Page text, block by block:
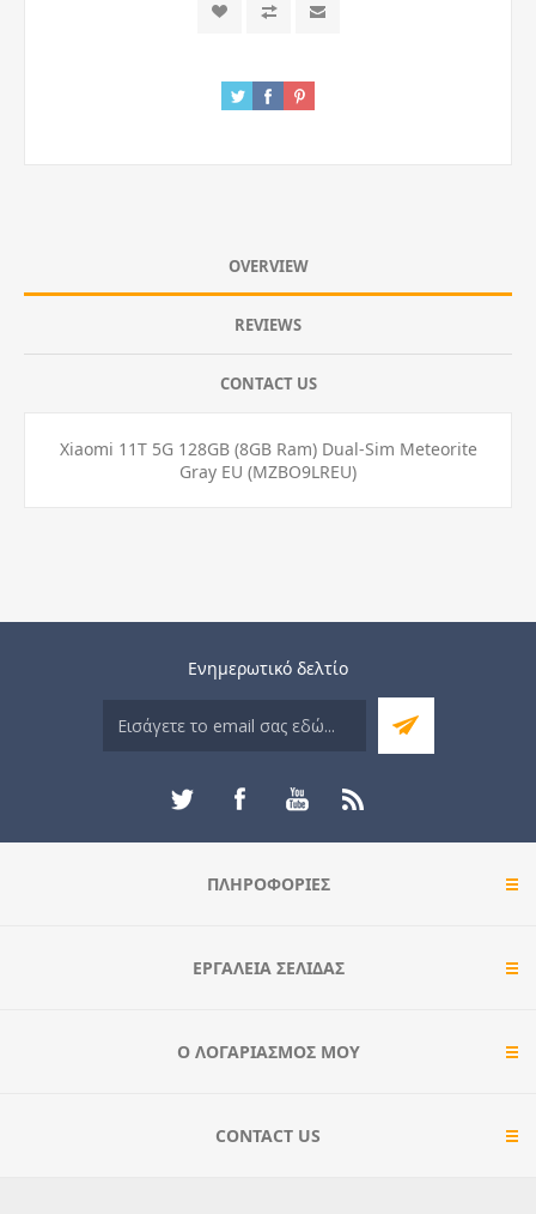
OVERVIEW
REVIEWS
CONTACT US
Xiaomi 11T 5G 128GB (8GB Ram) Dual-Sim Meteorite
Gray EU (MZBO9LREU)
Ενημερωτικό δελτίο
ΠΛΗΡΟΦΟΡΊΕΣ
ΕΡΓΑΛΕΊΑ ΣΕΛΊΔΑΣ
Ο ΛΟΓΑΡΙΑΣΜΌΣ ΜΟΥ
CONTACT US